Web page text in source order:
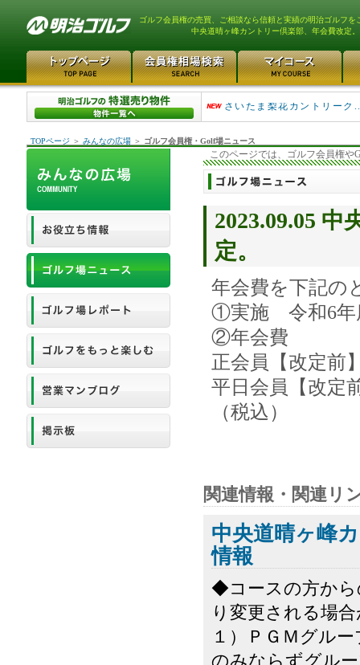
ゴルフ会員権の売買、ご相談なら信頼と実績の明治ゴルフを
中央道晴ヶ峰カントリー倶楽部、年会費改定。
平塚富士見カントリーク
さいたま梨花カントリーク
TOPページ ＞ みんなの広場 ＞ ゴルフ会員権・Golf場ニュース
このページでは、ゴルフ会員権や
2023.09.05
定。
年会費を下記の
①実施 令和6年
②年会費
正会員【改定前
平日会員【改定
（税込）
関連情報・関連リ
中央道晴ヶ峰
情報
◆コースの方から
り変更される場
１）ＰＧＭグル
のみならずグル